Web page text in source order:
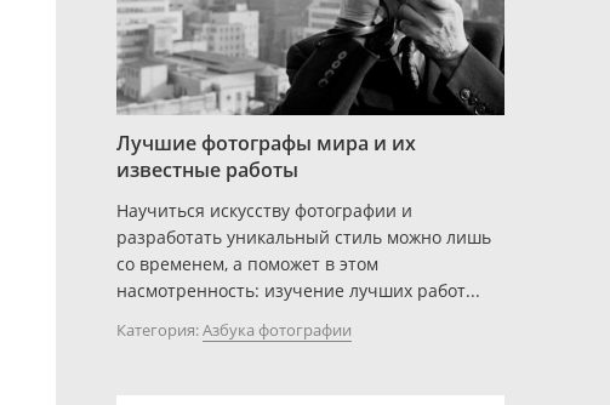
Лучшие фотографы мира и их
известные работы
Научиться искусству фотографии и
разработать уникальный стиль можно лишь
со временем, а поможет в этом
насмотренность: изучение лучших работ...
Категория:Азбука фотографии